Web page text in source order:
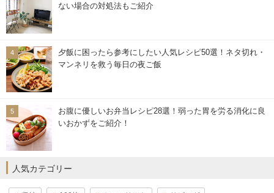
ない場合の対処法もご紹介
夕飯に困ったら参考にしたい人気レシピ50選！ネタ切れ・
マンネリを救う毎日の夜ご飯
お腹に優しいお弁当レシピ28選！弱った胃を労る消化に良
いおかずをご紹介！
人気カテゴリー